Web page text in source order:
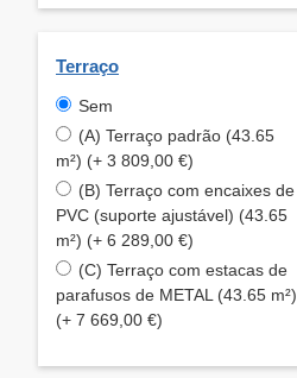
Terraço
Sem
(A) Terraço padrão (43.65
m²) (+ 3 809,00 €)
(B) Terraço com encaixes de
PVC (suporte ajustável) (43.65
m²) (+ 6 289,00 €)
(C) Terraço com estacas de
parafusos de METAL (43.65 m²)
(+ 7 669,00 €)